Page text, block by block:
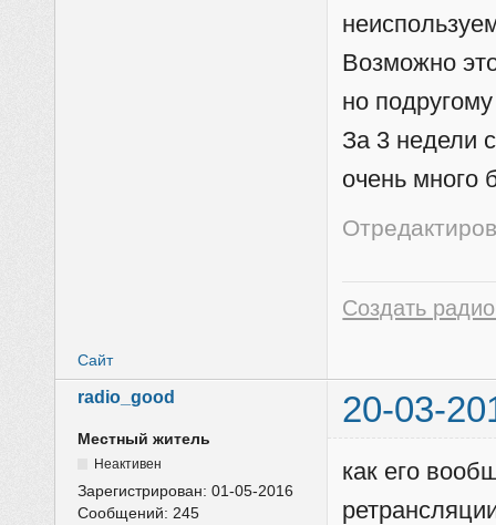
Возможно
но
За 3 недели
очень много
Создать
Сайт
radio_good 20-03-
Местный житель
Неактивен
Зарегистрирован:01-05-2016
Сообщений:245
как его